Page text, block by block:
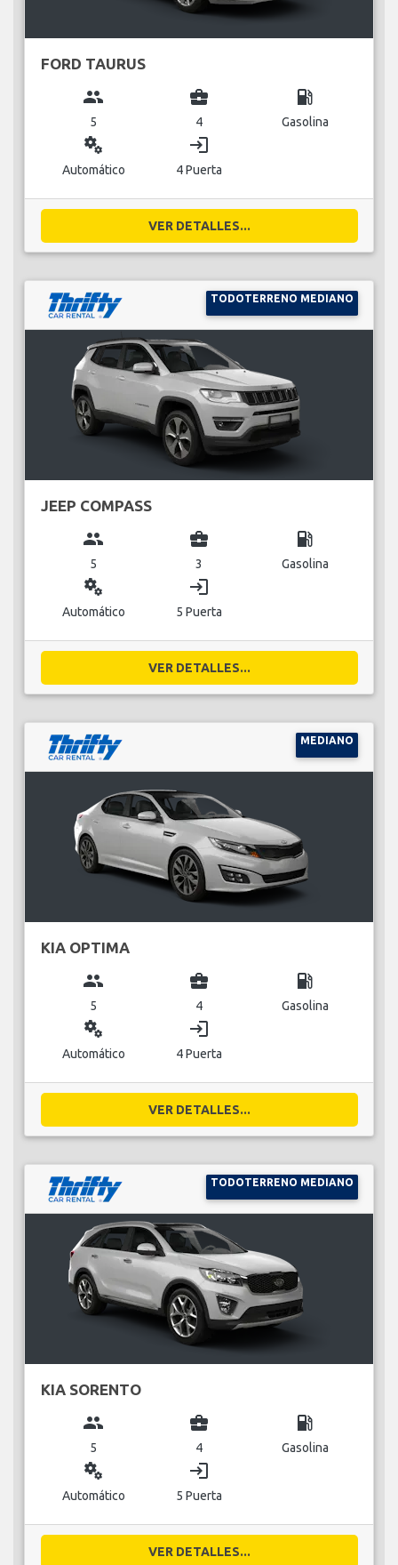
FORD TAURUS
group
5
business_center
4
local_gas_station
Gasolina
miscellaneous_services
Automático
login
4 Puerta
VER DETALLES...
TODOTERRENO MEDIANO
JEEP COMPASS
group
5
business_center
3
local_gas_station
Gasolina
miscellaneous_services
Automático
login
5 Puerta
VER DETALLES...
MEDIANO
KIA OPTIMA
group
5
business_center
4
local_gas_station
Gasolina
miscellaneous_services
Automático
login
4 Puerta
VER DETALLES...
TODOTERRENO MEDIANO
KIA SORENTO
group
5
business_center
4
local_gas_station
Gasolina
miscellaneous_services
Automático
login
5 Puerta
VER DETALLES...